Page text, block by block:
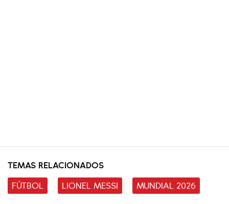
TEMAS RELACIONADOS
FÚTBOL
LIONEL MESSI MUNDIAL 2026